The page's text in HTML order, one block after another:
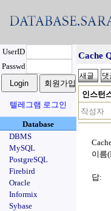
UserID
Passwd
텔레그램 로그인
Database
DBMS
MySQL
PostgreSQL
Firebird
Oracle
Informix
Sybase
Cache
인스턴
작성자
이름
답: